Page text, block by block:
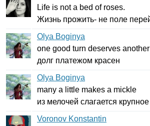
Life is not a bed of roses.
Жизнь прожить- не поле
Olya Boginya
one good turn deserves another
долг платежом красен
Olya Boginya
many a little makes a mickle
из мелочей слагается крупное
Voronov Konstantin